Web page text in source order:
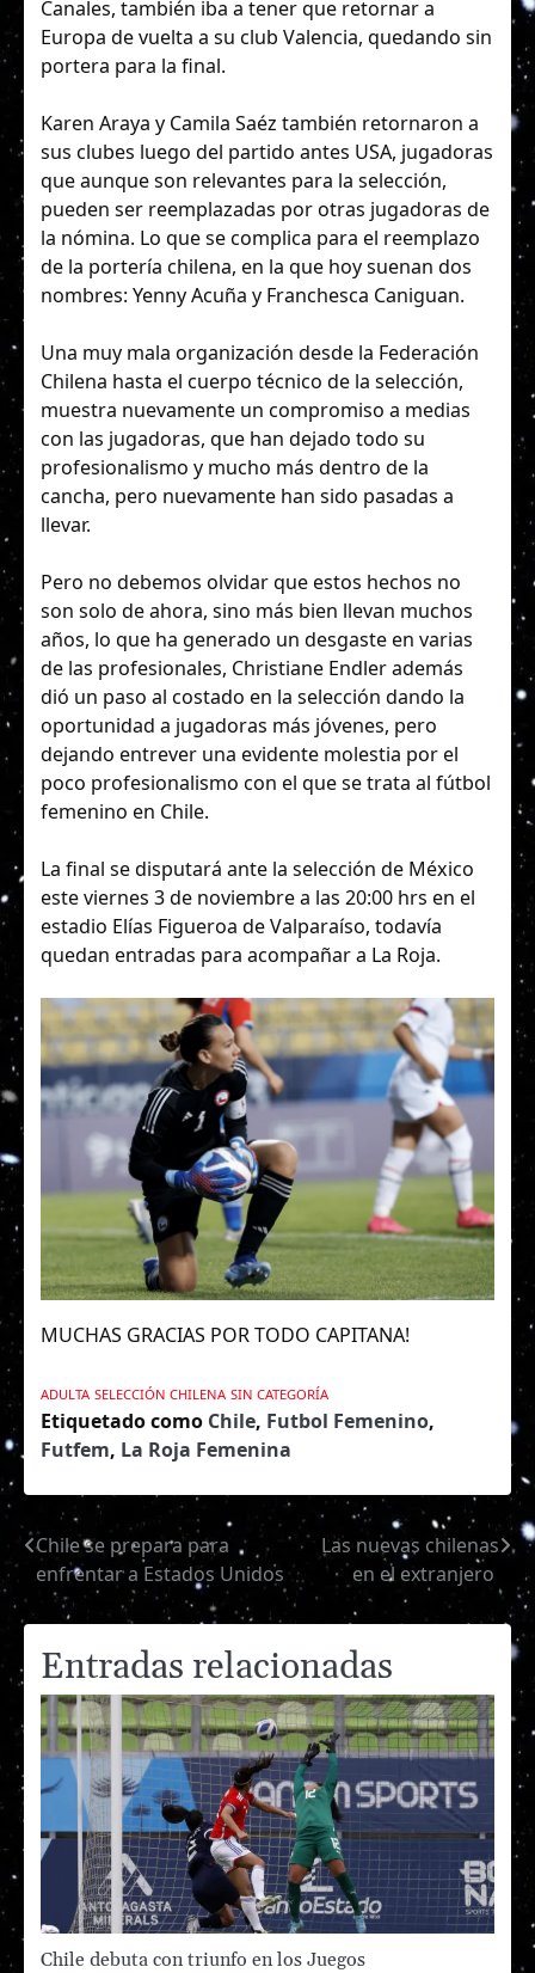
Canales, también iba a tener que retornar a
Europa de vuelta a su club Valencia, quedando sin
portera para la final.
Karen Araya y Camila Saéz también retornaron a
sus clubes luego del partido antes USA, jugadoras
que aunque son relevantes para la selección,
pueden ser reemplazadas por otras jugadoras de
la nómina. Lo que se complica para el reemplazo
de la portería chilena, en la que hoy suenan dos
nombres: Yenny Acuña y Franchesca Caniguan.
Una muy mala organización desde la Federación
Chilena hasta el cuerpo técnico de la selección,
muestra nuevamente un compromiso a medias
con las jugadoras, que han dejado todo su
profesionalismo y mucho más dentro de la
cancha, pero nuevamente han sido pasadas a
llevar.
Pero no debemos olvidar que estos hechos no
son solo de ahora, sino más bien llevan muchos
años, lo que ha generado un desgaste en varias
de las profesionales, Christiane Endler además
dió un paso al costado en la selección dando la
oportunidad a jugadoras más jóvenes, pero
dejando entrever una evidente molestia por el
poco profesionalismo con el que se trata al fútbol
femenino en Chile.
La final se disputará ante la selección de México
este viernes 3 de noviembre a las 20:00 hrs en el
estadio Elías Figueroa de Valparaíso, todavía
quedan entradas para acompañar a La Roja.
MUCHAS GRACIAS POR TODO CAPITANA!
ADULTA SELECCIÓN CHILENA SIN CATEGORÍA
Etiquetado como Chile, Futbol Femenino,
Futfem, La Roja Femenina
Navegación
de
entradas
Chile se prepara para
enfrentar a Estados Unidos
Las nuevas chilenas
en el extranjero
Entradas relacionadas
Chile debuta con triunfo en los Juegos